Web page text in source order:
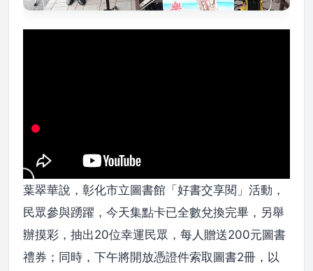
葉翠華說，彰化市立圖書館「好書交享閱」活動，
民眾參與踴躍，今天集點卡已全數兌換完畢，另舉
辦摸彩，抽出20位幸運民眾，每人贈送200元圖書
禮券；同時，下午將開放憑證件索取圖書2冊，以